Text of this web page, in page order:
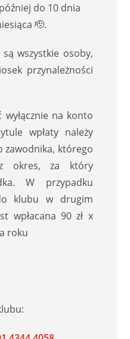
do 10 dnia
🫡.
są wszystkie osoby,
przynależności
wyłącznie na konto
wpłaty należy
zawodnika, którego
okres, za który
W przypadku
klubu w drugim
wpłacana 90 zł x
roku